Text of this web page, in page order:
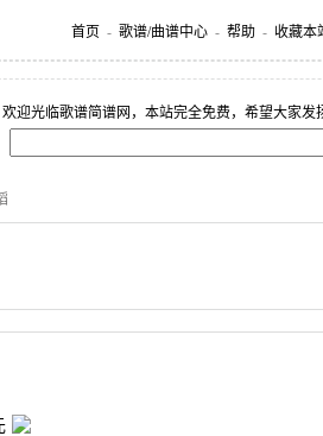
首页 - 歌谱/曲谱中心 - 帮助 - 收藏本
欢迎光临歌谱简谱网，本站完全免费，希望大家发